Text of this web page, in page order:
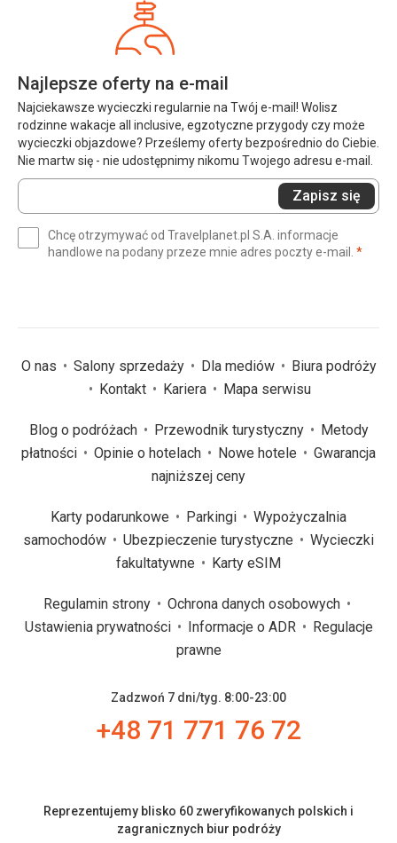
Najlepsze oferty na e-mail
Najciekawsze wycieczki regularnie na Twój e-mail! Wolisz
rodzinne wakacje all inclusive, egzotyczne przygody czy może
wycieczki objazdowe? Prześlemy oferty bezpośrednio do Ciebie.
Nie martw się - nie udostępnimy nikomu Twojego adresu e-mail.
Wprowadź
swój
(wymagane)
Zapisz się
Chcę otrzymywać od Travelplanet.pl S.A. informacje
handlowe na podany przeze mnie adres poczty e-mail. *
O nas Salony sprzedaży Dla mediów
Biura podróży
Kontakt
Kariera Mapa serwisu
Blog o podróżach Przewodnik turystyczny
Metody
płatności
Opinie o hotelach Nowe hotele
Gwarancja
najniższej ceny
Karty podarunkowe Parkingi
Wypożyczalnia
samochodów
Ubezpieczenie turystyczne
Wycieczki
fakultatywne
Karty eSIM
Regulamin strony
Ochrona danych osobowych
Ustawienia prywatności
Informacje o ADR
Regulacje
prawne
Zadzwoń 7 dni/tyg. 8:00-23:00
+48 71 771 76 72
Reprezentujemy blisko 60 zweryfikowanych polskich i
zagranicznych biur podróży